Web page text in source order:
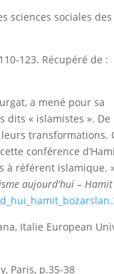
sciences sociales des
123. Récupéré de :
a mené pour sa
« islamistes ». De
transformations.
conférence
à référent islamique. »
aujourd'hui – Hamit
Italie European
p.35-38